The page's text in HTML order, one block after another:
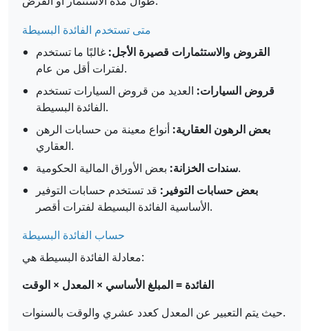
متى تستخدم الفائدة البسيطة
القروض والاستثمارات قصيرة الأجل: غالبًا ما تستخدم
لفترات أقل من عام.
قروض السيارات: العديد من قروض السيارات تستخدم
الفائدة البسيطة.
بعض الرهون العقارية: أنواع معينة من حسابات الرهن
العقاري.
سندات الخزانة:بعض الأوراق المالية الحكومية.
بعض حسابات التوفير: قد تستخدم حسابات التوفير
الأساسية الفائدة البسيطة لفترات أقصر.
حساب الفائدة البسيطة
معادلة الفائدة البسيطة هي:
الفائدة = المبلغ الأساسي × المعدل × الوقت
حيث يتم التعبير عن المعدل كعدد عشري والوقت بالسنوات.